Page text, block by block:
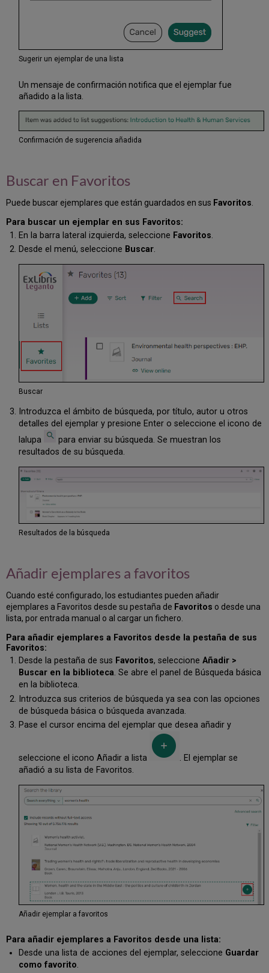
(Cita
rápida).
en
masa
ejemplares
de
Favoritos
de
Eliminar
en
masa
de
Favoritos
Sugerir un ejemplar de una lista
Un mensaje de confirmación notifica que el ejemplar fue
añadido a la lista.
Confirmación de sugerencia añadida
Buscar en Favoritos
Puede buscar ejemplares que están guardados en sus Favoritos.
Para buscar un ejemplar en sus Favoritos:
En la barra lateral izquierda, seleccione Favoritos.
Desde el menú, seleccione Buscar.
Buscar
Introduzca el ámbito de búsqueda, por título, autor u otros
detalles del ejemplar y presione Enter o seleccione el icono de
lalupa
para enviar su búsqueda. Se muestran los
resultados de su búsqueda.
Resultados de la búsqueda
Añadir ejemplares a favoritos
Cuando esté configurado, los estudiantes pueden añadir
ejemplares a Favoritos desde su pestaña de Favoritos o desde una
lista, por entrada manual o al cargar un fichero.
Para añadir ejemplares a Favoritos desde la pestaña de sus
Favoritos:
Desde la pestaña de sus Favoritos, seleccione Añadir >
Buscar en la biblioteca. Se abre el panel de Búsqueda básica
en la biblioteca.
Introduzca sus criterios de búsqueda ya sea con las opciones
de búsqueda básica o búsqueda avanzada.
Pase el cursor encima del ejemplar que desea añadir y
seleccione el icono Añadir a lista
. El ejemplar se
añadió a su lista de Favoritos.
Añadir ejemplar a favoritos
Para añadir ejemplares a Favoritos desde una lista:
Desde una lista de acciones del ejemplar, seleccione Guardar
como favorito.